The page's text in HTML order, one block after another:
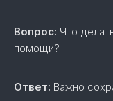
Вопрос: Что
помощи?
Ответ: Важно